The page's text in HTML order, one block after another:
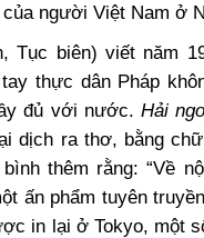
người Việt Nam ở
Tục biên) viết năm
thực dân Pháp
đủ với nước. Hải
dịch ra thơ, bằng
thêm rằng: “Về
ấn phẩm tuyên
in lại ở Tokyo, một